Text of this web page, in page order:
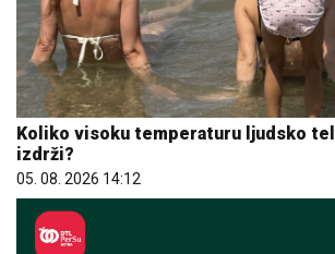
Koliko visoku temperaturu ljudsko
izdrži?
05. 08. 2026 14:12